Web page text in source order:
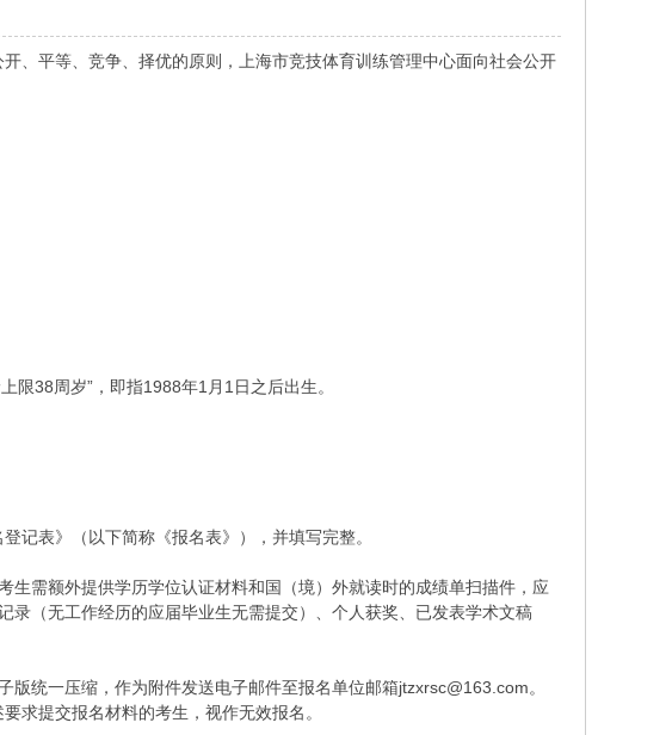
平等、竞争、择优的原则，上海市竞技体育训练管理中心面向社会公开
38周岁”，即指1988年1月1日之后出生。
表》（以下简称《报名表》），并填写完整。
需额外提供学历学位认证材料和国（境）外就读时的成绩单扫描件，应
（无工作经历的应届毕业生无需提交）、个人获奖、已发表学术文稿
统一压缩，作为附件发送电子邮件至报名单位邮箱jtzxrsc@163.com。
求提交报名材料的考生，视作无效报名。